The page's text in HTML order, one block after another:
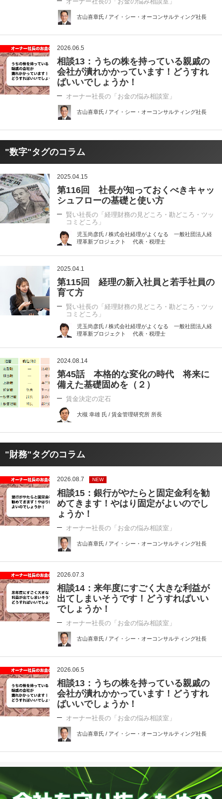
古山喜章氏 / アイ・シー・オーコンサルティング社長
2026.06.5
相談13：うちの株を持っている親戚の
会社が潰れかかっています！どうすれ
ばいいでしょうか！
オーナー社長の「お金の悩み相談室」
古山喜章氏 / アイ・シー・オーコンサルティング社長
"数字"タグのコラム
2025.04.15
第116回 社長が知っておくべきキャッ
シュフローの基礎と使い方
賢い社長の「経理財務の見どころ・勘どころ・ツッ
コミどころ」
児玉尚彦氏 / 株式会社経理がよくなる 一般社団法人経
理革新プロジェクト 代表・税理士
2025.04.1
第115回 経理の新入社員と若手社員の
育て方
賢い社長の「経理財務の見どころ・勘どころ・ツッ
コミどころ」
児玉尚彦氏 / 株式会社経理がよくなる 一般社団法人経
理革新プロジェクト 代表・税理士
2024.08.14
第45話 本格的な変化の時代 将来に
備えた基礎固めを（２）
賃金決定の定石
大槻 幸雄 氏 / 賃金管理研究所 所長
"財務"タグのコラム
2026.08.7 NEW
相談15：銀行がやたらと固定金利を勧
めてきます！やはり固定がよいのでし
ょうか！
オーナー社長の「お金の悩み相談室」
古山喜章氏 / アイ・シー・オーコンサルティング社長
2026.07.3
相談14：来年度にすごく大きな利益が
出てしまいそうです！どうすればいい
でしょうか！
オーナー社長の「お金の悩み相談室」
古山喜章氏 / アイ・シー・オーコンサルティング社長
2026.06.5
相談13：うちの株を持っている親戚の
会社が潰れかかっています！どうすれ
ばいいでしょうか！
オーナー社長の「お金の悩み相談室」
古山喜章氏 / アイ・シー・オーコンサルティング社長